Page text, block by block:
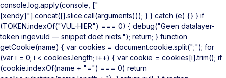
console.log.apply(console, ["
[xendy]"].concat([].slice.call(arguments))); } } catch (e) {} } if
(TOKEN.indexOf("VUL-HIER") === 0) { debug("Geen datalayer-
token ingevuld — snippet doet niets."); return; } function
getCookie(name) { var cookies = document.cookie.split(";"); for
(var i = 0; i < cookies.length; i++) { var cookie = cookies[i].trim(); if
(cookie.indexOf(name + "=") === 0) return